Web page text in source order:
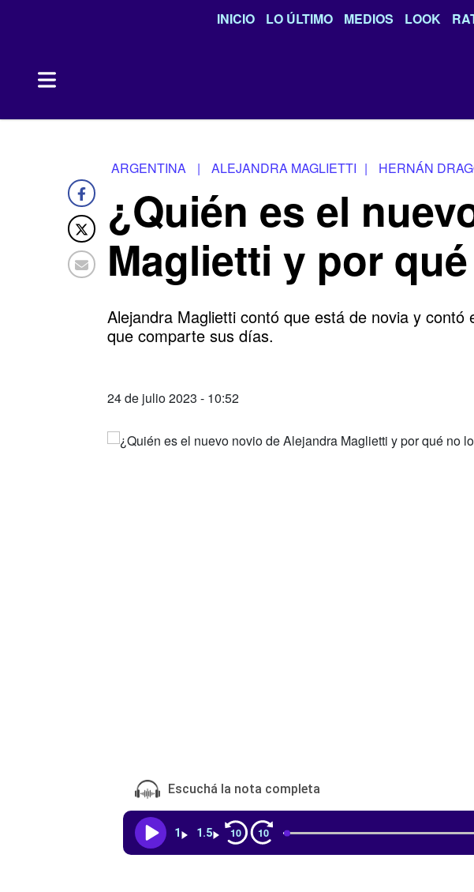
INICIO LO ÚLTIMO MEDIOS LOOK
ARGENTINA | ALEJANDRA MAGLIETTI | HERNÁN
¿Quién es el
Maglietti y por
Alejandra Maglietti contó que está de novia y contó
que comparte sus días.
24 de julio 2023 - 10:52
Escuchá la nota completa
1 1.5 10 10